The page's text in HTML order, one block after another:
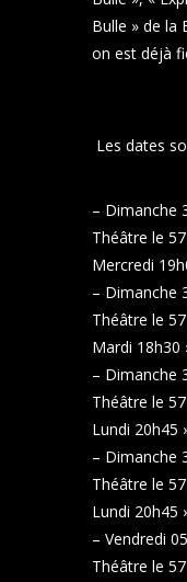
Bulle » de la
on est déjà
Les dates
– Dimanche
Théâtre le
Mercredi
– Dimanche
Théâtre le
Mardi 18h30
– Dimanche
Théâtre le
Lundi 20h45
– Dimanche
Théâtre le
Lundi 20h45
– Vendredi
Théâtre le